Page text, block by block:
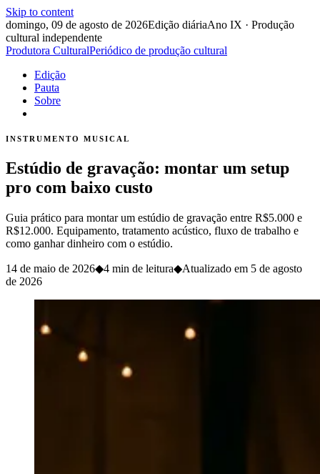
Skip to content
domingo, 09 de agosto de 2026Edição diáriaAno IX · Produção
cultural independente
Produtora CulturalPeriódico de produção cultural
Edição
Pauta
Sobre
INSTRUMENTO MUSICAL
Estúdio de gravação: montar um setup
pro com baixo custo
Guia prático para montar um estúdio de gravação entre R$5.000 e
R$12.000. Equipamento, tratamento acústico, fluxo de trabalho e
como ganhar dinheiro com o estúdio.
14 de maio de 2026◆4 min de leitura◆Atualizado em 5 de agosto
de 2026